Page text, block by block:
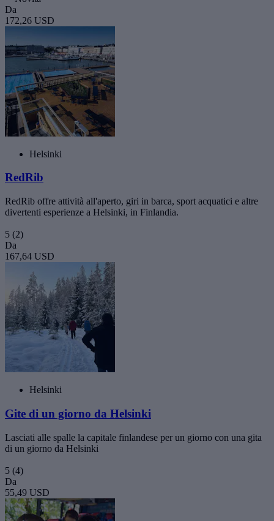
Da
172,26 USD
Helsinki
RedRib
RedRib offre attività all'aperto, giri in barca, sport acquatici e altre
divertenti esperienze a Helsinki, in Finlandia.
5 (2)
Da
167,64 USD
Helsinki
Gite di un giorno da Helsinki
Lasciati alle spalle la capitale finlandese per un giorno con una gita
di un giorno da Helsinki
5 (4)
Da
55,49 USD